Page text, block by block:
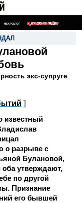
НЕКРОЛОГ ПОИСК ПО САЙТУ
экс-супруге
ытий ]
известный
о разрыве с
Булановой,
оба утверждают,
по другой
Признание
его бывшей